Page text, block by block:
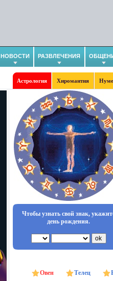
НОВОСТИ РАЗВЛЕЧЕНИЯ
Астрология Хиромантия
Чтобы узнать свой знак,
день рождения.
Овен Телец